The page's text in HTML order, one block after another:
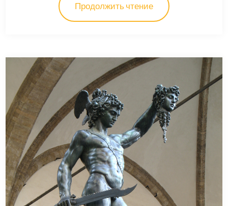
Продолжить чтение